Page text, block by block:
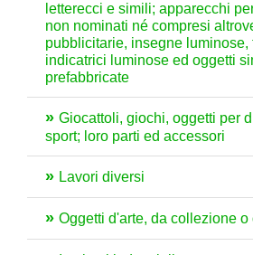
letterecci e simili; apparecchi
non nominati né compresi
pubblicitarie, insegne luminose,
indicatrici luminose ed oggetti
prefabbricate
Giocattoli, giochi, oggetti per
sport; loro parti ed accessori
Lavori diversi
Oggetti d'arte, da collezione o